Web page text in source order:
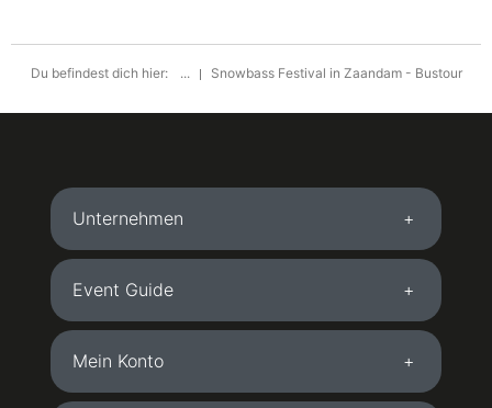
Du befindest dich hier: ... Snowbass Festival in Zaandam - Bustour
Unternehmen
Event Guide
Mein Konto